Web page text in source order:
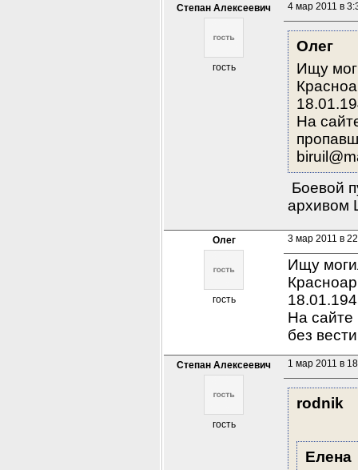
Степан Алексеевич
гость
4 мар 2011 в
Олег
Ищу
На
Боевой
Олег
гость
3 мар 2011 в
Ищу
На сайте
без
Степан Алексеевич
гость
1 мар 2011 в
rodnik
Елена